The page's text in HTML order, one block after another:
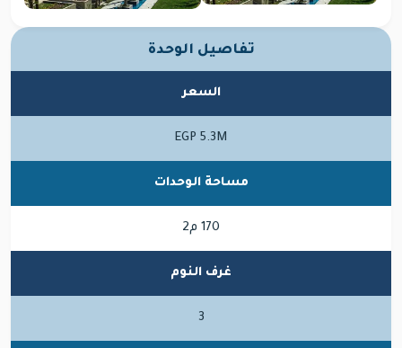
تفاصيل الوحدة
السعر
EGP 5.3M
مساحة الوحدات
170 م2
غرف النوم
3